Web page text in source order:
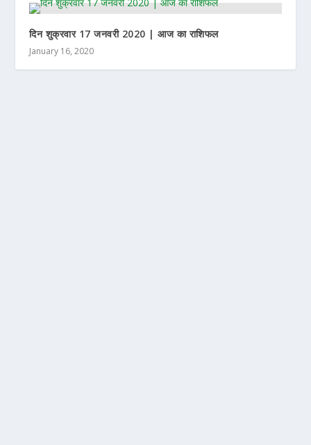
दिन शुक्रवार 17 जनवरी 2020 | आज का राशिफल
January 16, 2020